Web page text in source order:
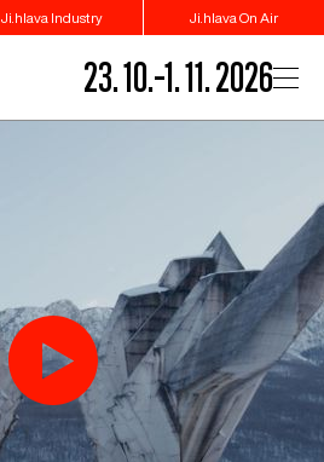
Ji.hlava Industry Ji.hlava On Air
23. 10.–1. 11. 2026